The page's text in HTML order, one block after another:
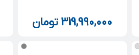
319,990,000تومان